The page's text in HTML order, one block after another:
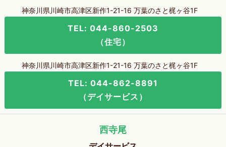
神奈川県川崎市高津区新作1-21-16 万葉のさと梶ヶ谷1F
TEL: 044-860-2503
（住宅）
神奈川県川崎市高津区新作1-21-16 万葉のさと梶ヶ谷1F
TEL: 044-862-8891
（デイサービス）
西寺尾